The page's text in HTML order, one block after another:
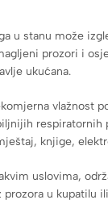
u stanu može
prozori i
ukućana.
vlažnost
respiratornih
knjige,
uslovima,
prozora u kupatilu